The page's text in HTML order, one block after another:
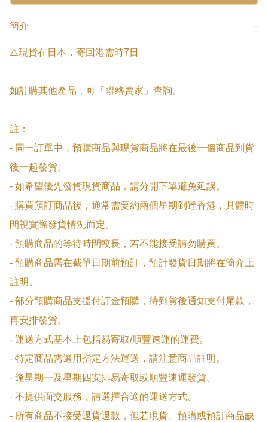
簡介 −
⚠️現貨在日本，寄回港需時7日
如訂購其他產品，可「聯絡賣家」查詢。
註：
- 同一訂單中，預購商品與現貨商品將在最後一個商品到貨
後一起發貨。
- 如希望優先發貨現貨商品，請分開下單避免延誤。
- 購買預訂商品後，通常需要約兩個星期到達香港，具體時
間視實際發貨情況而定。
- 預購商品的等待時間較長，若不能接受請勿購買。
- 預購商品需在截單日期前預訂，預計發貨日期將在簡介上
註明。
- 部分預購商品支援付訂金預購，待到貨後通知支付尾款，
再安排發貨。
- 運送方式基本上包括易寄取/順豐速運的運費。
- 特定商品需選用指定方法運送，請注意商品註明。
- 逢星期一及星期四安排易寄取或順豐速運發貨。
- 不提供面交服務，請選擇合適的運送方式。
- 所有商品不接受退貨退款，但若現貨、預購或預訂商品缺